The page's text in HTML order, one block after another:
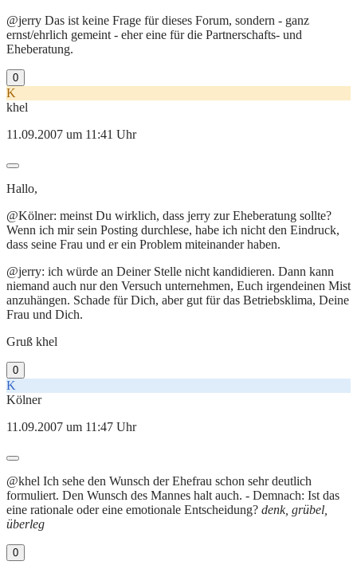
@jerry Das ist keine Frage für dieses Forum, sondern - ganz
ernst/ehrlich gemeint - eher eine für die Partnerschafts- und
Eheberatung.
0
K
khel
11.09.2007 um 11:41 Uhr
Hallo,
@Kölner: meinst Du wirklich, dass jerry zur Eheberatung sollte?
Wenn ich mir sein Posting durchlese, habe ich nicht den Eindruck,
dass seine Frau und er ein Problem miteinander haben.
@jerry: ich würde an Deiner Stelle nicht kandidieren. Dann kann
niemand auch nur den Versuch unternehmen, Euch irgendeinen Mist
anzuhängen. Schade für Dich, aber gut für das Betriebsklima, Deine
Frau und Dich.
Gruß khel
0
K
Kölner
11.09.2007 um 11:47 Uhr
@khel Ich sehe den Wunsch der Ehefrau schon sehr deutlich
formuliert. Den Wunsch des Mannes halt auch. - Demnach: Ist das
eine rationale oder eine emotionale Entscheidung? denk, grübel,
überleg
0